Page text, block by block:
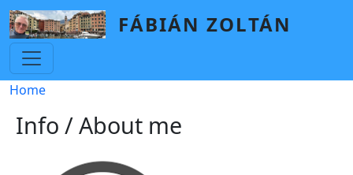
Skip to main content
FÁBIÁN ZOLTÁN
Breadcrumb
Home
Info / About me